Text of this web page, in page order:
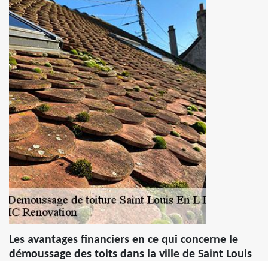
Les avantages financiers en ce qui concerne le
démoussage des toits dans la ville de Saint Louis